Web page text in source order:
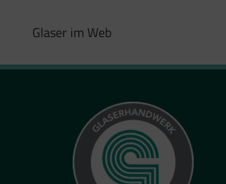
Glaser im Web